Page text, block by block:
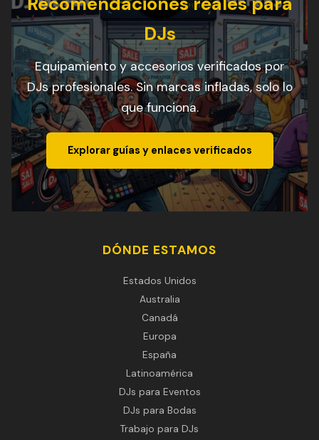
DJs
Equipamiento y accesorios verificados por
DJs profesionales. Sin marcas infladas, solo lo
que funciona.
Explorar guías y enlaces verificados
DÓNDE ESTAMOS
Estados Unidos
Australia
Canadá
Europa
España
Latinoamérica
DJs para Eventos
DJs para Bodas
Trabajo para DJs